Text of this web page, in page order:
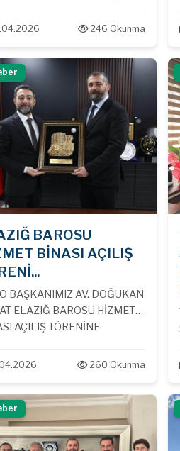
246 Okunma
BAROSU
BİNASI AÇILIŞ
BAŞKANIMIZ AV. DOĞUKAN
ELAZIĞ BAROSU HİZMET
AÇILIŞ TÖRENİNE
260 Okunma